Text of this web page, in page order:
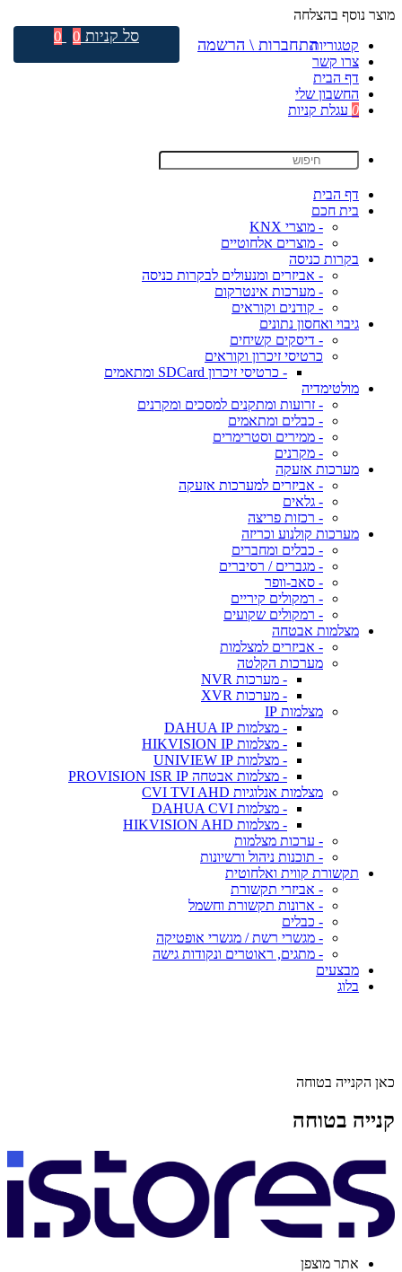
מוצר נוסף בהצלחה
קטגוריות
צרו קשר
דף הבית
החשבון שלי
0 עגלת קניות
דף הבית
בית חכם
- מוצרי KNX
- מוצרים אלחוטיים
בקרות כניסה
- אביזרים ומנעולים לבקרות כניסה
- מערכות אינטרקום
- קודנים וקוראים
גיבוי ואחסון נתונים
- דיסקים קשיחים
כרטיסי זיכרון וקוראים
- כרטיסי זיכרון SDCard ומתאמים
מולטימדיה
- זרועות ומתקנים למסכים ומקרנים
- כבלים ומתאמים
- ממירים וסטרימרים
- מקרנים
מערכות אזעקה
- אביזרים למערכות אזעקה
- גלאים
- רכזות פריצה
מערכות קולנוע וכריזה
- כבלים ומחברים
- מגברים / רסיברים
- סאב-וופר
- רמקולים קיריים
- רמקולים שקועים
מצלמות אבטחה
- אביזרים למצלמות
מערכות הקלטה
- מערכות NVR
- מערכות XVR
מצלמות IP
- מצלמות DAHUA IP
- מצלמות HIKVISION IP
- מצלמות UNIVIEW IP
- מצלמות אבטחה PROVISION ISR IP
מצלמות אנלוגיות CVI TVI AHD
- מצלמות DAHUA CVI
- מצלמות HIKVISION AHD
- ערכות מצלמות
- תוכנות ניהול ורשיונות
תקשורת קווית ואלחוטית
- אביזרי תקשורת
- ארונות תקשורת וחשמל
- כבלים
- מגשרי רשת / מגשרי אופטיקה
- מתגים, ראוטרים ונקודות גישה
מבצעים
בלוג
כאן הקנייה בטוחה
קנייה בטוחה
אתר מוצפן
התחברות \ הרשמה סל קניות 0
0